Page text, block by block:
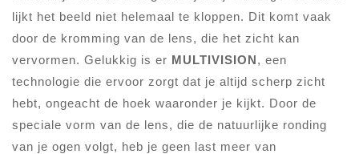
lijkt het beeld niet helemaal te kloppen. Dit komt vaak
door de kromming van de lens, die het zicht kan
vervormen. Gelukkig is er MULTIVISION, een
technologie die ervoor zorgt dat je altijd scherp zicht
hebt, ongeacht de hoek waaronder je kijkt. Door de
speciale vorm van de lens, die de natuurlijke ronding
van je ogen volgt, heb je geen last meer van